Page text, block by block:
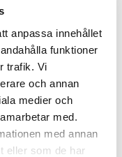
anpassa innehållet
funktioner
trafik. Vi
och annan
medier och
med.
med annan
eller som de har